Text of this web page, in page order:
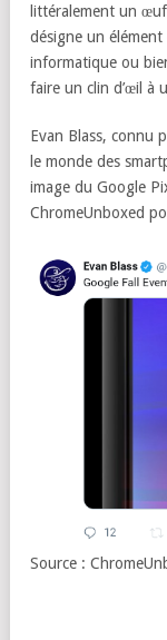
littéralement un œuf
désigne un
informatique ou
faire un clin d’œil à
Evan Blass, connu
le monde des
image du Google
ChromeUnboxed
Source :